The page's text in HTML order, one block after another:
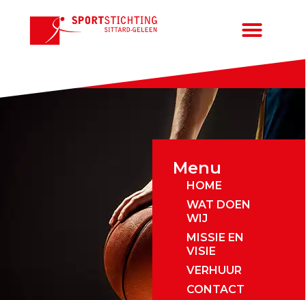
Menu
HOME
WAT DOEN
WIJ
MISSIE EN
VISIE
VERHUUR
CONTACT